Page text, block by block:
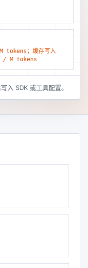
；缓存写入
/ M tokens
入 SDK 或工具配置。